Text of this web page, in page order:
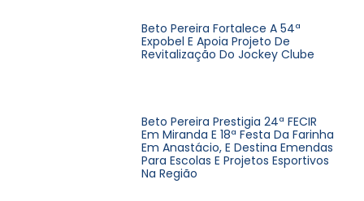
Beto Pereira Fortalece A 54ª
Expobel E Apoia Projeto De
Revitalização Do Jockey Clube
Beto Pereira Prestigia 24ª FECIR
Em Miranda E 18ª Festa Da Farinha
Em Anastácio, E Destina Emendas
Para Escolas E Projetos Esportivos
Na Região